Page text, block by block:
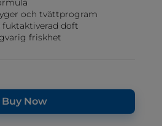
och tvättprogram
fuktaktiverad doft
friskhet
Buy Now